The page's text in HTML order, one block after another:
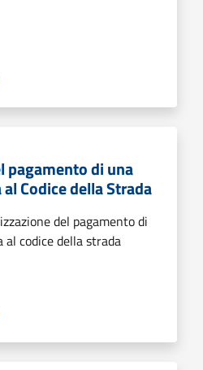
pagamento di una
Codice della Strada
del pagamento di
codice della strada